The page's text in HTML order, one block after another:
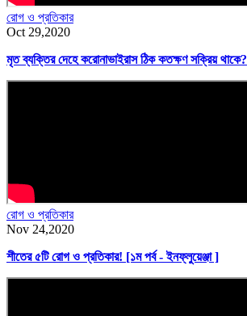
রোগ ও প্রতিকার
Oct 29,2020
মৃত ব্যক্তির দেহে করোনাভাইরাস ঠিক কতক্ষণ সক্রিয় থাকে?
রোগ ও প্রতিকার
Nov 24,2020
শীতের ৫টি রোগ ও প্রতিকার! [১ম পর্ব - ইনফ্লুয়েঞ্জা ]